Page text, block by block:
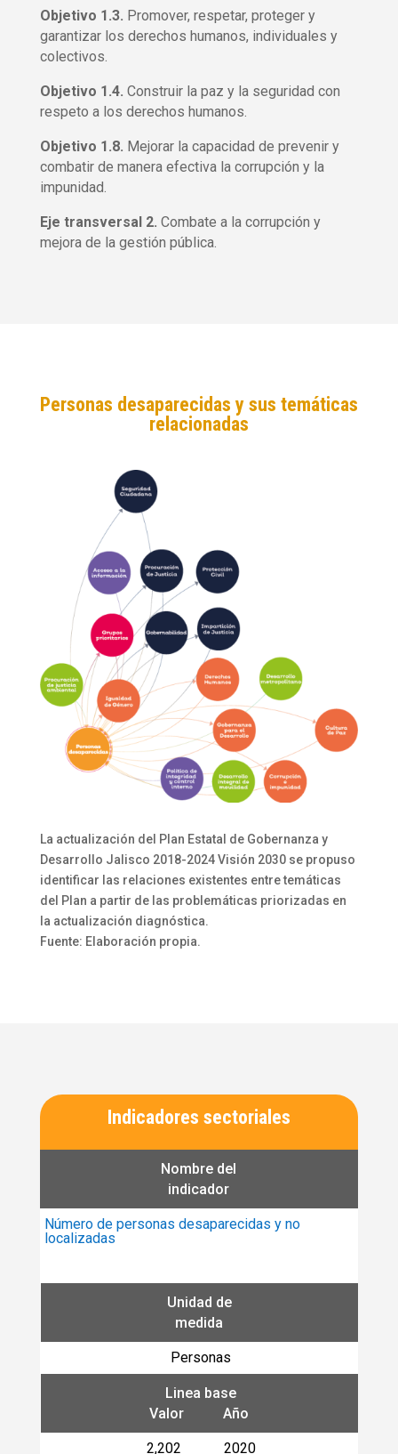
Objetivo 1.3. Promover, respetar, proteger y
garantizar los derechos humanos, individuales y
colectivos.
Objetivo 1.4. Construir la paz y la seguridad con
respeto a los derechos humanos.
Objetivo 1.8. Mejorar la capacidad de prevenir y
combatir de manera efectiva la corrupción y la
impunidad.
Eje transversal 2. Combate a la corrupción y
mejora de la gestión pública.
Personas desaparecidas y sus temáticas
relacionadas
La actualización del Plan Estatal de Gobernanza y
Desarrollo Jalisco 2018-2024 Visión 2030 se propuso
identificar las relaciones existentes entre temáticas
del Plan a partir de las problemáticas priorizadas en
la actualización diagnóstica.
Fuente: Elaboración propia.
Indicadores sectoriales
Nombre del
indicador
Número de personas desaparecidas y no
localizadas
Unidad de
medida
Personas
Linea base
Valor Año
2,202 2020